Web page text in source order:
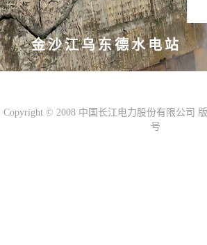
金沙江乌东德水电站
Copyright © 2008 中国长江电力股份有限公司
号